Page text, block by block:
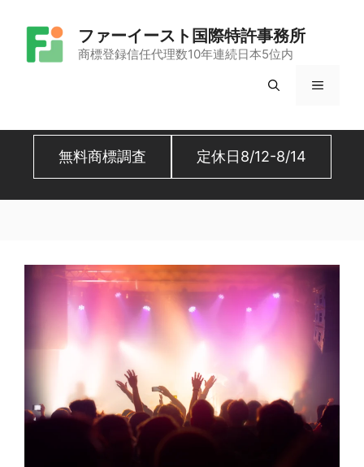
ファーイースト国際特許事務所
商標登録信任代理数10年連続日本5位内
メ
無料商標調査 定休日8/12-8/14